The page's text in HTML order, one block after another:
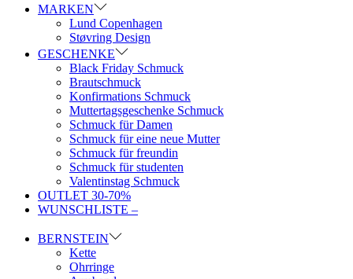
MARKEN
Lund Copenhagen
Støvring Design
GESCHENKE
Black Friday Schmuck
Brautschmuck
Konfirmations Schmuck
Muttertagsgeschenke Schmuck
Schmuck für Damen
Schmuck für eine neue Mutter
Schmuck für freundin
Schmuck für studenten
Valentinstag Schmuck
OUTLET 30-70%
WUNSCHLISTE –
BERNSTEIN
Kette
Ohrringe